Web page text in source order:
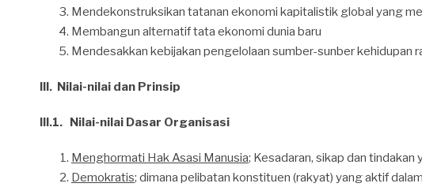
Mendekonstruksikan tatanan ekonomi kapitalistik global yang
Membangun alternatif tata ekonomi dunia baru
Mendesakkan kebijakan pengelolaan sumber-sunber kehidupan
III. Nilai-nilai dan Prinsip
III.1. Nilai-nilai Dasar Organisasi
Menghormati Hak Asasi Manusia; Kesadaran, sikap dan
Demokratis; dimana pelibatan konstituen (rakyat) yang aktif